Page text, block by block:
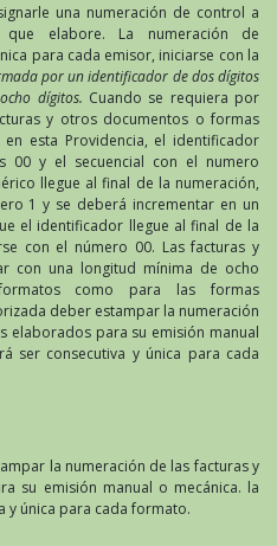
una numeración de control a
elabore. La numeración de
para cada emisor, iniciarse con la
por un identificador de dos dígitos
dígitos. Cuando se requiera por
y otros documentos o formas
esta Providencia, el identificador
00 y el secuencial con el numero
llegue al final de la numeración,
1 y se deberá incrementar en un
el identificador llegue al final de la
con el número 00. Las facturas y
con una longitud mínima de ocho
como para las formas
deber estampar la numeración
elaborados para su emisión manual
ser consecutiva y única para cada
la numeración de las facturas y
su emisión manual o mecánica. la
y única para cada formato.